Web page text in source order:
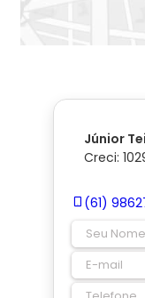
Júnior
Creci:
(61)